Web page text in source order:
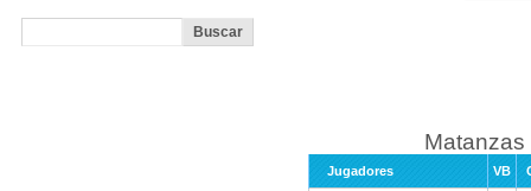
Matanzas
Jugadores VB